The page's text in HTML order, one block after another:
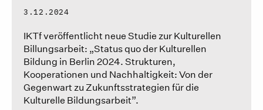
3.12.2024
IKTf veröffentlicht neue Studie zur Kulturellen
Billungsarbeit: „Status quo der Kulturellen
Bildung in Berlin 2024. Strukturen,
Kooperationen und Nachhaltigkeit: Von der
Gegenwart zu Zukunftsstrategien für die
Kulturelle Bildungsarbeit”.